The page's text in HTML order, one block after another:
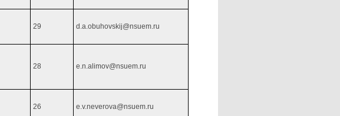
29 d.a.obuhovskij@nsuem.ru
28 e.n.alimov@nsuem.ru
26 e.v.neverova@nsuem.ru